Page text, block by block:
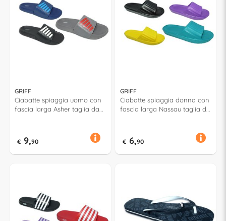
GRIFF
Ciabatte spiaggia uomo con
fascia larga Asher taglia da
€ 9,90
GRIFF
Ciabatte spiaggia donna con
fascia larga Nassau taglia da
€ 6,90